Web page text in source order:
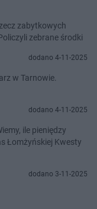
zabytkowych
zebrane środki
dodano 4-11-2025
w Tarnowie.
dodano 4-11-2025
ile pieniędzy
Łomżyńskiej Kwesty
dodano 3-11-2025